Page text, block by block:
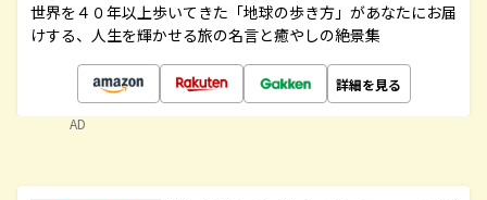
世界を４０年以上歩いてきた「地球の歩き方」があなたにお届
けする、人生を輝かせる旅の名言と癒やしの絶景集
詳細を見る
AD